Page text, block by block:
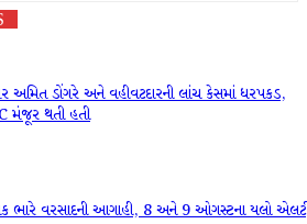
અમિત ડોંગરે અને વહીવટદારની લાંચ કેસમાં ધરપકડ,
મંજૂર થતી હતી
ભારે વરસાદની આગાહી, 8 અને 9 ઓગસ્ટના યલો એલર્ટ